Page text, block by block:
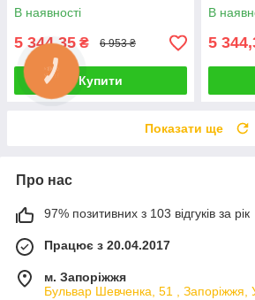
В наявності
5 344,35 ₴ 6 953 ₴
Купити
В
5
Показати ще
Про нас
97% позитивних з 103 відгуків за рік
Працює з 20.04.2017
м. Запоріжжя
Бульвар Шевченка, 51 , Запоріжжя,